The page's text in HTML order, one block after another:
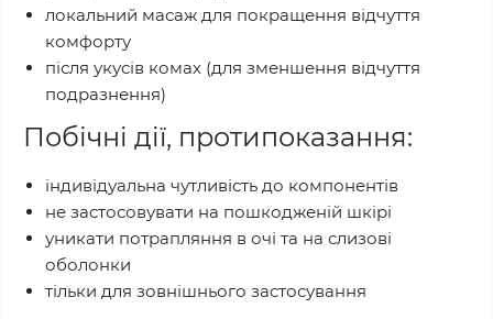
локальний масаж для покращення відчуття
комфорту
після укусів комах (для зменшення відчуття
подразнення)
Побічні дії, протипоказання:
індивідуальна чутливість до компонентів
не застосовувати на пошкодженій шкірі
уникати потрапляння в очі та на слизові
оболонки
тільки для зовнішнього застосування